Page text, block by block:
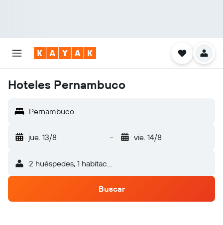
Hoteles Pernambuco
Pernambuco
jue. 13/8 - vie. 14/8
2 huéspedes, 1 habitación
Buscar